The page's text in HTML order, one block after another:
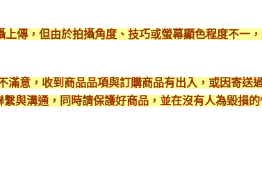
上傳，但由於拍攝角度、技巧或螢幕顯色程度不一
滿意，收到商品品項與訂購商品有出入，或因寄送
與溝通，同時請保護好商品，並在沒有人為毀損